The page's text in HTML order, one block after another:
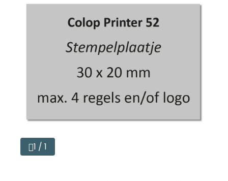
1 / 1